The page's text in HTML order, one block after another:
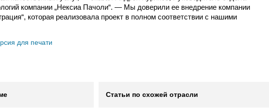
компании „Нексиа Пачоли“. — Мы доверили ее внедрение компании
которая реализовала проект в полном соответствии с нашими
для печати
Статьи по схожей отрасли